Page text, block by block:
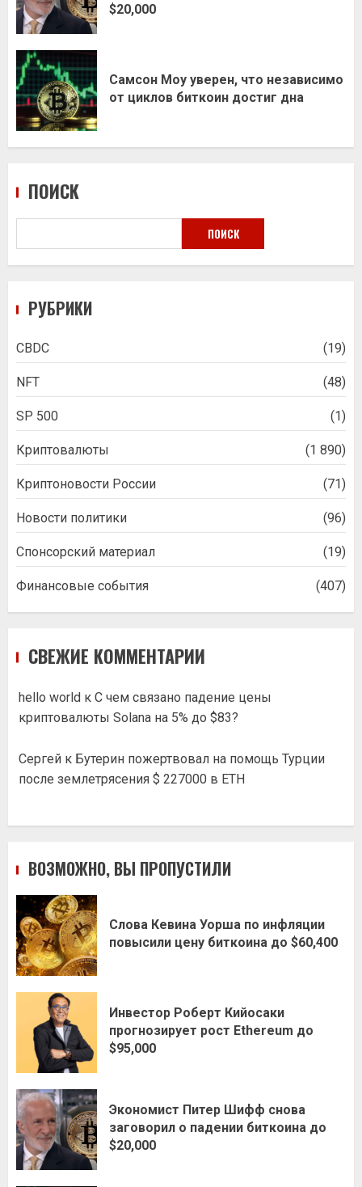
$20,000
Самсон Моу уверен, что независимо
от циклов биткоин достиг дна
ПОИСК
ПОИСК
РУБРИКИ
CBDC (19)
NFT (48)
SP 500 (1)
Криптовалюты (1 890)
Криптоновости России (71)
Новости политики (96)
Спонсорский материал (19)
Финансовые события (407)
СВЕЖИЕ КОММЕНТАРИИ
hello world к С чем связано падение цены
криптовалюты Solana на 5% до $83?
Сергей к Бутерин пожертвовал на помощь Турции
после землетрясения $ 227000 в ETH
ВОЗМОЖНО, ВЫ ПРОПУСТИЛИ
Слова Кевина Уорша по инфляции
повысили цену биткоина до $60,400
Инвестор Роберт Кийосаки
прогнозирует рост Ethereum до
$95,000
Экономист Питер Шифф снова
заговорил о падении биткоина до
$20,000